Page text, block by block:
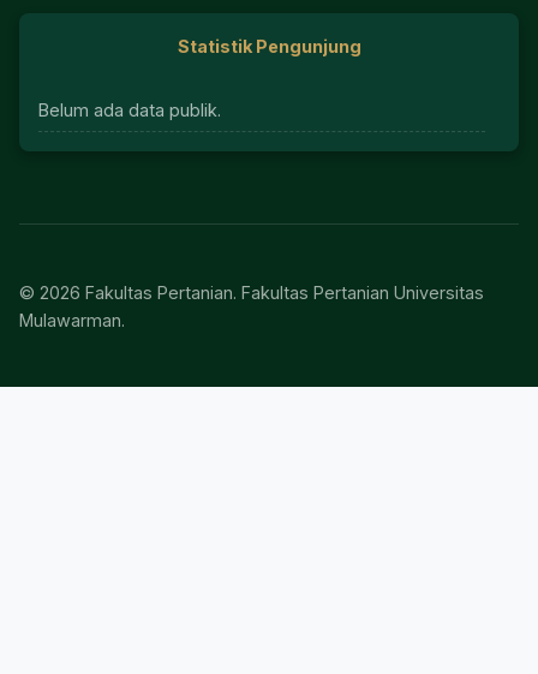
Statistik Pengunjung
Belum ada data publik.
© 2026 Fakultas Pertanian. Fakultas Pertanian Universitas
Mulawarman.